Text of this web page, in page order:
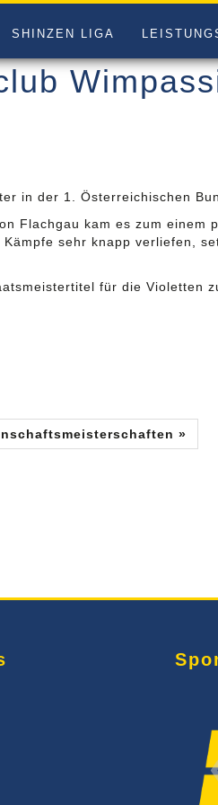
SHINZEN LIGA
in der 1. Österreichischen
Flachgau kam es zum einem
sehr knapp verliefen,
für die Violetten
»